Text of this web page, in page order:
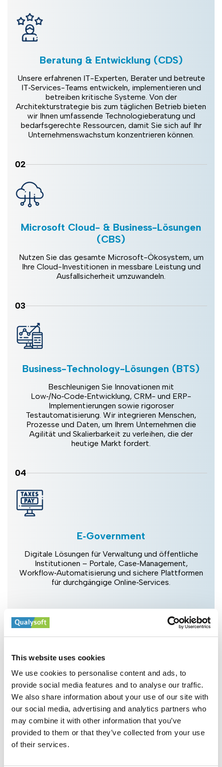
This website uses cookies
We use cookies to personalise content and ads, to
provide social media features and to analyse our traffic.
We also share information about your use of our site with
our social media, advertising and analytics partners who
may combine it with other information that you’ve
provided to them or that they’ve collected from your use
of their services.
Beratung & Entwicklung (CDS)
Unsere erfahrenen IT-Experten, Berater und betreute
IT‑Services-Teams entwickeln, implementieren und
betreiben kritische Systeme. Von der
Architekturstrategie bis zum täglichen Betrieb bieten
wir Ihnen umfassende Technologieberatung und
bedarfsgerechte Ressourcen, damit Sie sich auf Ihr
Unternehmenswachstum konzentrieren können.
02
Microsoft Cloud- & Business-Lösungen
(CBS)
Nutzen Sie das gesamte Microsoft-Ökosystem, um
Ihre Cloud-Investitionen in messbare Leistung und
Ausfallsicherheit umzuwandeln.
03
Business-Technology-Lösungen (BTS)
Beschleunigen Sie Innovationen mit
Low‑/No‑Code‑Entwicklung, CRM- und ERP-
Implementierungen sowie rigoroser
Testautomatisierung. Wir integrieren Menschen,
Prozesse und Daten, um Ihrem Unternehmen die
Agilität und Skalierbarkeit zu verleihen, die der
heutige Markt fordert.
04
E‑Government
Digitale Lösungen für Verwaltung und öffentliche
Institutionen – Portale, Case‑Management,
Workflow‑Automatisierung und sichere Plattformen
für durchgängige Online‑Services.
wechselnder Anforderungen zu erreichen, hat bei
Qualysoft höchste Priorität. Sie setzen die Ziele – wir
steuern das Projekt und liefern die Ergebnisse.
Branchenübergreifende
Erfahrung